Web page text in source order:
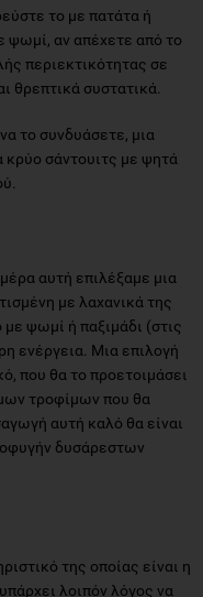
το με πατάτα ή
ψωμί, αν απέχετε από το
περιεκτικότητας σε
θρεπτικά συστατικά.
το συνδυάσετε, μια
κρύο σάντουιτς με ψητά
αυτή επιλέξαμε μια
με λαχανικά της
ψωμί ή παξιμάδι (στις
ενέργεια. Μια επιλογή
που θα το προετοιμάσει
τροφίμων που θα
αυτή καλό θα είναι
δυσάρεστων
της οποίας είναι η
λοιπόν λόγος να